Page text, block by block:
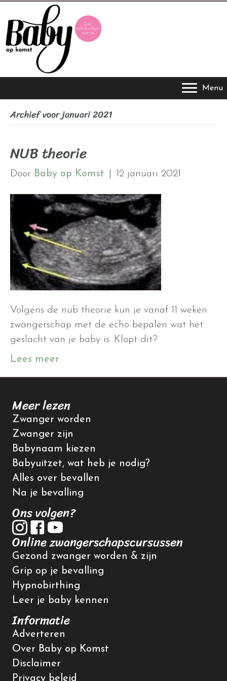
Menu
Archief voor januari 2021
NUB theorie
Door Baby op Komst 12 januari 2021
Volgens de nub theorie kun je vanaf 11 weken
zwangerschap met de echo bepalen wat het
geslacht van je baby is. Klopt dit?
Lees meer
Meer lezen
Zwanger worden
Zwanger zijn
Babynaam kiezen
Babyuitzet, wat heb je nodig?
Alles over bevallen
Na je bevalling
Ons volgen?
Online zwangerschapscursussen
Gezond zwanger worden & zijn
Grip op je bevalling
Hypnobirthing
Leer je baby kennen
Informatie
Adverteren
Over Baby op Komst
Disclaimer
Privacy beleid